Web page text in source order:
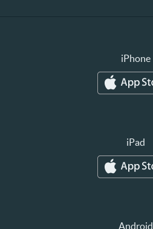
iPhone
iPad
Android